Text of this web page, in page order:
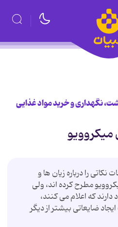
نگهداری و خرید مواد غذایی
میکروویو
را درباره زیان ها و
مطرح کرده اند، ولی
که اعلام می کنند،
ضایعاتی بیشتر از دیگر